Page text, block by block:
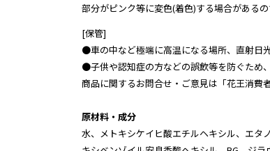
部分がピンク等に変色(着色)する場合がある
[保管]
●車の中など極端に高温になる場所、直射日
●子供や認知症の方などの誤飲等を防ぐため
商品に関するお問合せ・ご意見は「花王消費
原材料・成分
水、メトキシケイヒ酸エチルヘキシル、エタ